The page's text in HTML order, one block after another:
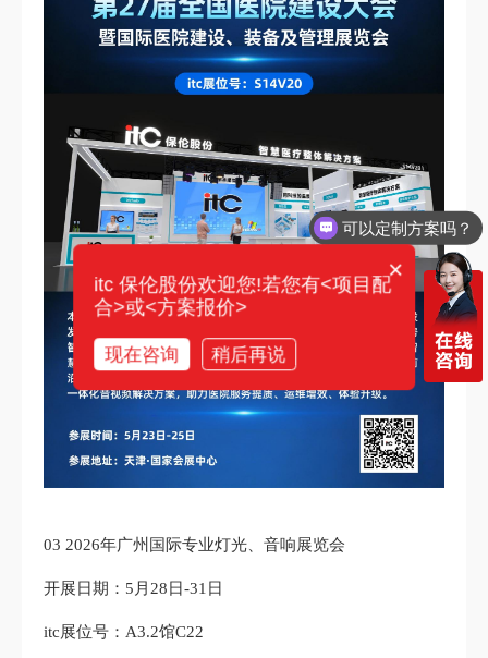
03 2026年广州国际专业灯光、音响展览会
开展日期：5月28日-31日
itc展位号：A3.2馆C22
可以定制方案吗？
你们电话多少？
×
itc 保伦股份欢迎您!若您有<项目配
合>或<方案报价>
现在咨询 稍后再说